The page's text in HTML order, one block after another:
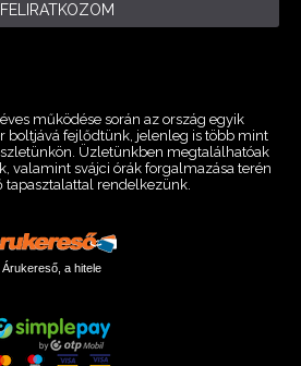
FELIRATKOZOM
működése során az ország egyik
boltjává fejlődtünk, jelenleg is több mint
Üzletünkben megtalálhatóak
valamint svájci órák forgalmazása terén
tapasztalattal rendelkezünk.
Árukereső, a hitele